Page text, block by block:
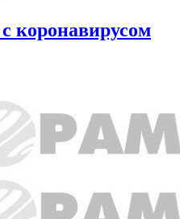
коронавирусом